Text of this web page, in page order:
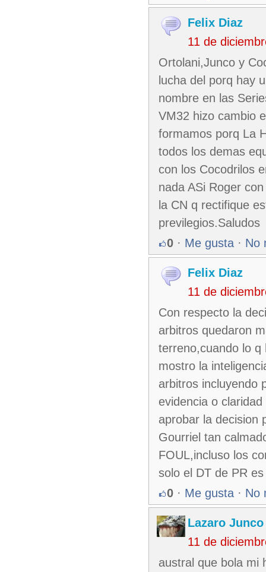
Felix Diaz
11 de
Ortolani,Junco y
lucha del porq hay
nombre en las
VM32 hizo cambio
formamos porq La
todos los demas
con los Cocodrilos
nada ASi Roger
la CN q rectifique
previlegios.Saludos
0 · Me gusta · No
Felix Diaz
11 de
Con respecto la
arbitros quedaron
terreno,cuando lo q
mostro la
arbitros incluyendo
evidencia o
aprobar la decision
Gourriel tan
FOUL,incluso los
solo el DT de PR
0 · Me gusta · No
Lazaro Junco
11 de
austral que bola mi